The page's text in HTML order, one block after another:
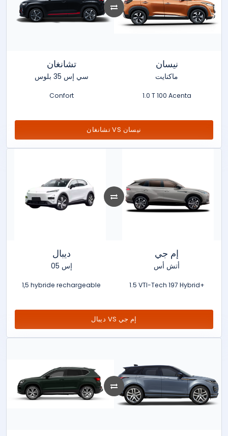
تشانغان
سي إس 35 بلوس
Confort
نيسان
ماكنايت
1.0 T 100 Acenta
تشانغان VS نيسان
ديبال
إس 05
1,5 hybride rechargeable
إم جي
أتش أس
1.5 VTI-Tech 197 Hybrid+
ديبال VS إم جي